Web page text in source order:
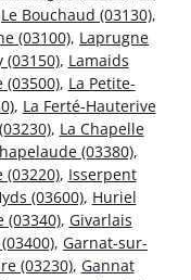
Le Bouchaud (03130),
(03100), Laprugne
(03150), Lamaids
(03500), La Petite-
, La Ferté-Hauterive
, La Chapelle
(03380),
(03220), Isserpent
(03600), Huriel
(03340), Givarlais
, Garnat-sur-
(03230), Gannat